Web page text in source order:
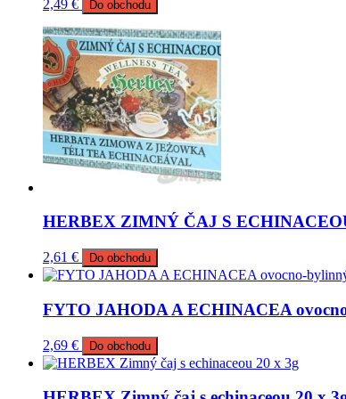
2,49 € Do obchodu
HERBEX ZIMNÝ ČAJ S
2,61 € Do obchodu
FYTO JAHODA A ECHINACEA
2,69 € Do obchodu